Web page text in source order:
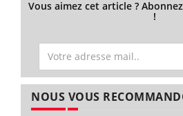
Vous aimez cet article ?
!
NOUS VOUS